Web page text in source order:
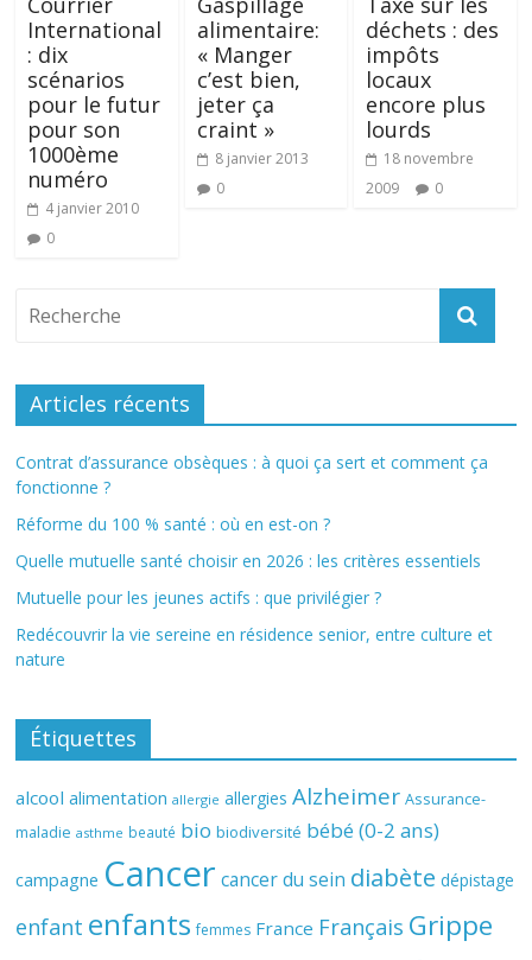
International
: dix
scénarios
pour le futur
pour son
1000ème
numéro
4 janvier 2010
0
alimentaire:
« Manger
c’est bien,
jeter ça
craint »
8 janvier 2013
0
déchets : des
impôts
locaux
encore plus
lourds
18 novembre
2009
0
Articles récents
Contrat d’assurance obsèques : à quoi ça sert et comment ça
fonctionne ?
Réforme du 100 % santé : où en est-on ?
Quelle mutuelle santé choisir en 2026 : les critères essentiels
Mutuelle pour les jeunes actifs : que privilégier ?
Redécouvrir la vie sereine en résidence senior, entre culture et
nature
Étiquettes
alcool alimentation allergie allergies Alzheimer Assurance-
maladie asthme beauté bio biodiversité bébé (0-2 ans)
campagne Cancer cancer du sein diabète dépistage
enfant enfants femmes France Français Grippe